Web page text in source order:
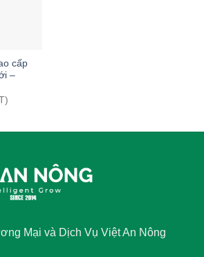
cấp
–
Mại và Dịch Vụ Việt An Nông